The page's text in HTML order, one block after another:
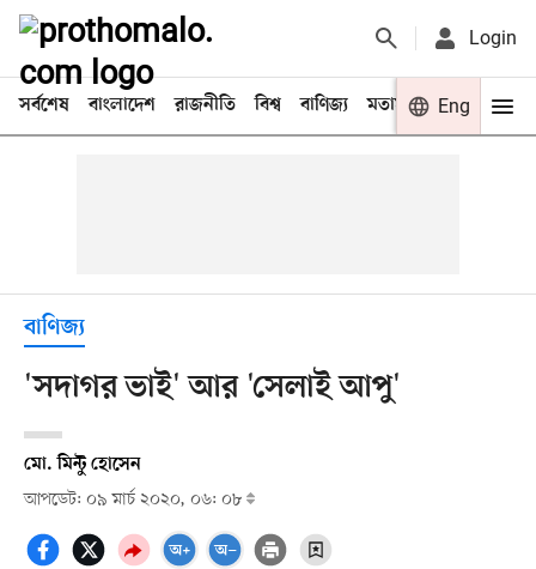
Login
সর্বশেষ বাংলাদেশ রাজনীতি বিশ্ব বাণিজ্য মতামত খেলা
Eng
বাণিজ্য
'সদাগর ভাই' আর 'সেলাই আপু'
মো. মিন্টু হোসেন
আপডেট: ০৯ মার্চ ২০২০, ০৬: ০৮